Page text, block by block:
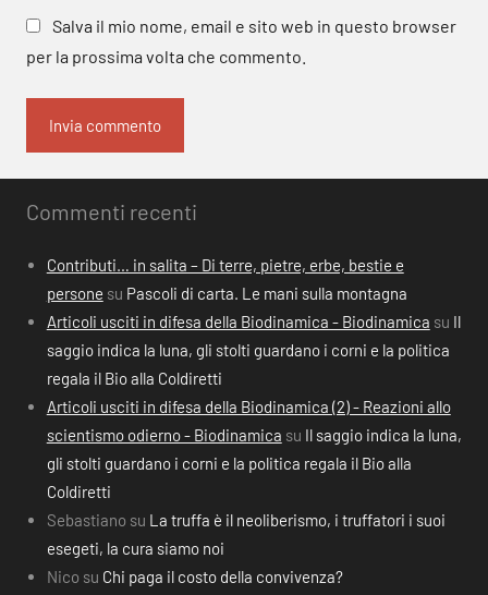
Salva il mio nome, email e sito web in questo browser
per la prossima volta che commento.
Commenti recenti
Contributi… in salita – Di terre, pietre, erbe, bestie e
persone su Pascoli di carta. Le mani sulla montagna
Articoli usciti in difesa della Biodinamica - Biodinamica su Il
saggio indica la luna, gli stolti guardano i corni e la politica
regala il Bio alla Coldiretti
Articoli usciti in difesa della Biodinamica (2) - Reazioni allo
scientismo odierno - Biodinamica su Il saggio indica la luna,
gli stolti guardano i corni e la politica regala il Bio alla
Coldiretti
Sebastiano su La truffa è il neoliberismo, i truffatori i suoi
esegeti, la cura siamo noi
Nico su Chi paga il costo della convivenza?